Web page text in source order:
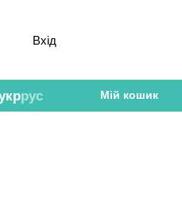
Вхід
рус Мій кошик